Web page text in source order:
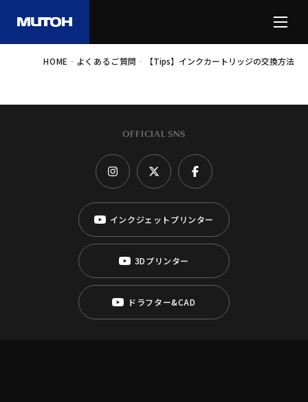
HOME - よくあるご質問 - 【Tips】インクカートリッジの交換方法
OFFICIAL SNS
インクジェットプリンター
3Dプリンター
ドラフター&CAD